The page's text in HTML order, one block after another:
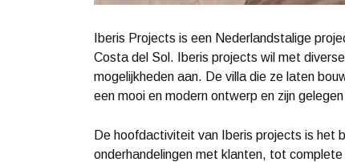
Iberis Projects is een Nederlandstalige
Costa del Sol. Iberis projects wil met
mogelijkheden aan. De villa die ze laten
een mooi en modern ontwerp en zijn
De hoofdactiviteit van Iberis projects is het
onderhandelingen met klanten, tot